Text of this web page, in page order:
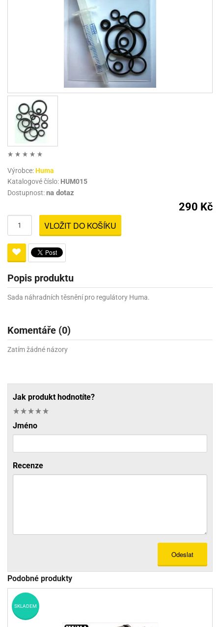
Výrobce:Huma
Katalogové číslo: HUM015
Dostupnost:na dotaz
290 Kč
VLOŽIT DO KOŠÍKU
Popis produktu
Sada náhradních těsnění pro regulátory Huma.
Komentáře (0)
Zatím žádné názory
Jak produkt hodnotíte?
Jméno
Recenze
Odeslat
Podobné produkty
SKLADEM